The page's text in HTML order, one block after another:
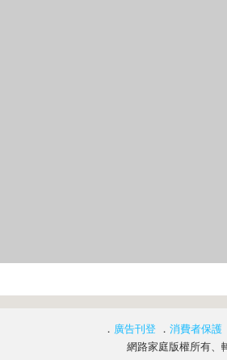
． 廣告刊登 ． 消費者保護
網路家庭版權所有、